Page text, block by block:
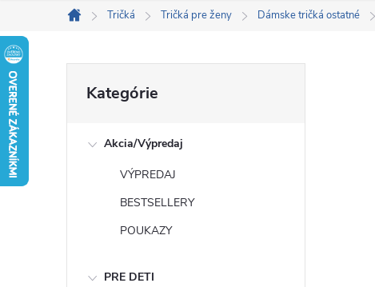
Domov
Tričká Tričká pre ženy Dámske tričká ostatné
kategórie
Kategórie
Akcia/Výpredaj
VÝPREDAJ
BESTSELLERY
POUKAZY
PRE DETI